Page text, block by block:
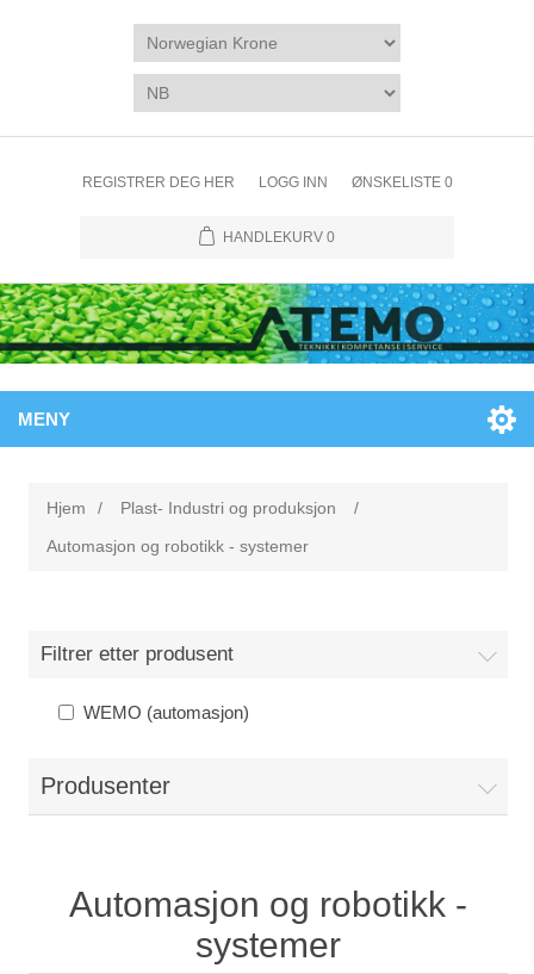
REGISTRER DEG HER LOGG INN ØNSKELISTE 0
HANDLEKURV 0
MENY
Hjem / Plast- Industri og produksjon
/
Automasjon og robotikk - systemer
Filtrer etter produsent
WEMO (automasjon)
Produsenter
Automasjon og robotikk -
systemer